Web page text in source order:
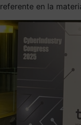
referente en la